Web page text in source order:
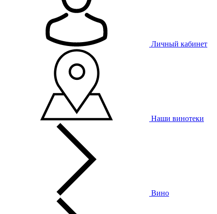
Личный кабинет
Наши винотеки
Вино